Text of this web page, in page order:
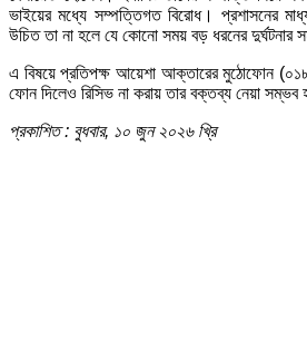
ভাইয়ের মধ্যে সম্পত্তিগত বিরোধ। প্রশাসনের
উচিত তা না হলে যে কোনো সময় বড় ধরনের দুর্ঘটনার
এ বিষয়ে প্রতিপক্ষ আয়েশা আক্তারের মুঠোফোন
ফোন দিলেও রিসিভ না করায় তার বক্তব্য নেয়া সম্ভব
প্রকাশিত : বুধবার, ১০ জুন ২০২৬ খ্রি